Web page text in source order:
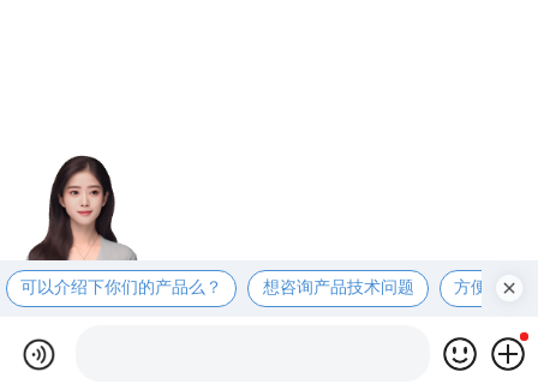
可以介绍下你们的产品么？ 想咨询产品技术问题 方便电话